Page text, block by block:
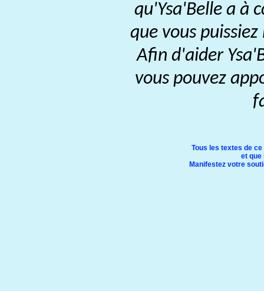
qu'Ysa'Belle a à
que vous
Afin d'aider
vous pouvez
Tous les textes de
et
Manifestez votre